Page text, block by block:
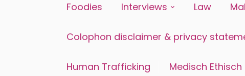
Foodies Interviews Law
Colophon disclaimer & privacy
Human Trafficking Medisch Ethisch